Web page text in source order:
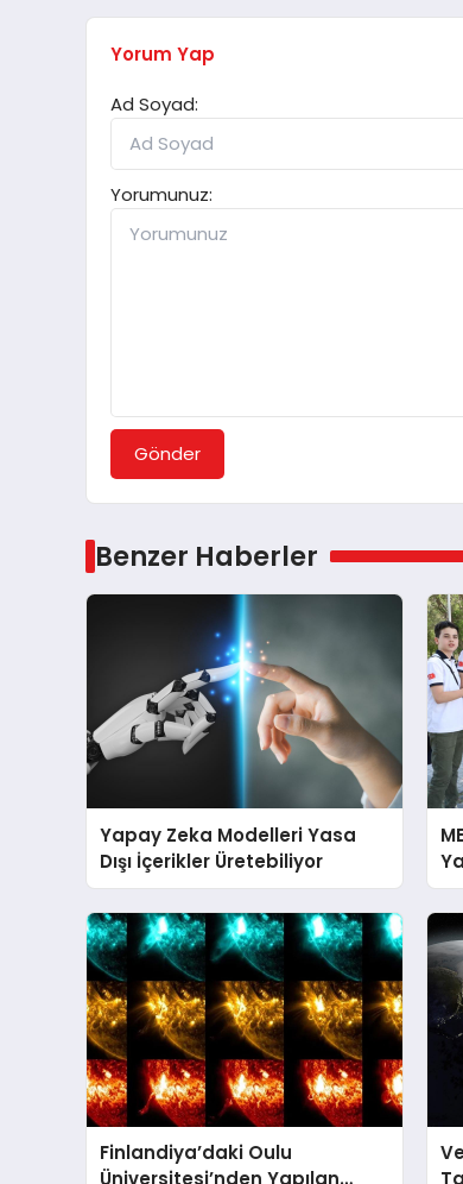
Yorum Yap
Ad Soyad:
Yorumunuz:
Gönder
Benzer Haberler
Yapay Zeka Modelleri Yasa
Dışı İçerikler Üretebiliyor
Finlandiya’daki Oulu
Üniversitesi’nden Yapılan